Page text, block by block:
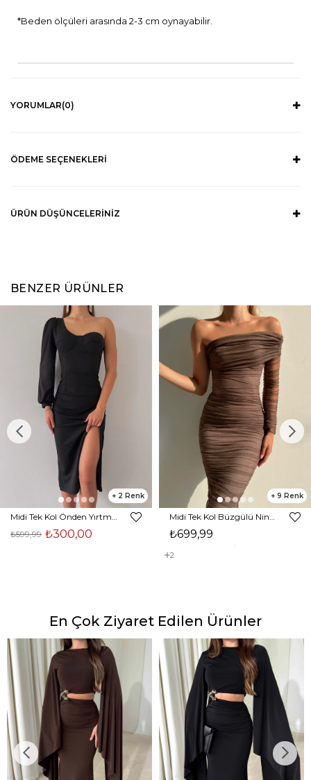
*Beden ölçüleri arasında 2-3 cm oynayabilir.
YORUMLAR(0)
ÖDEME SEÇENEKLERI
ÜRÜN DÜŞÜNCELERINIZ
BENZER ÜRÜNLER
2
₺300,00
₺599,99
9
₺699,99
2
En Çok Ziyaret Edilen Ürünler